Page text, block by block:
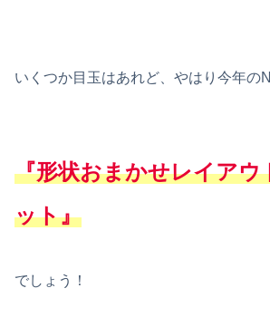
いくつか目玉はあれど、やはり今年の
『形状おまかせレイアウ
ット』
でしょう！